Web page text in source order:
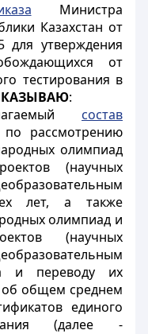
Министра
Казахстан от
утверждения
от
тестирования в
:
состав
по рассмотрению
олимпиад
(научных
лет, а также
олимпиад и
(научных
и переводу их
об общем среднем
единого
(далее -